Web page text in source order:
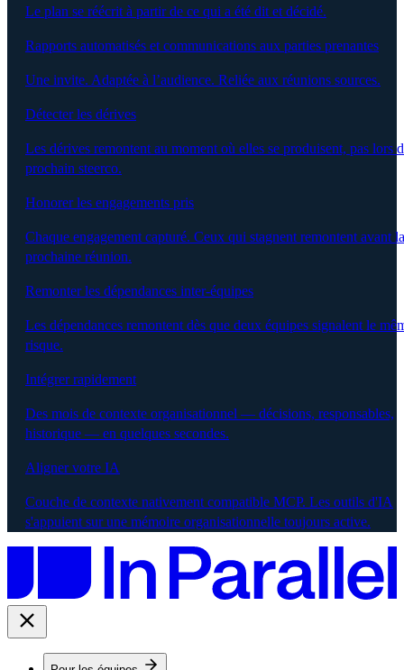
Le plan se réécrit à partir de ce qui a été dit et décidé.
Rapports automatisés et communications aux parties prenantes
Une invite. Adaptée à l’audience. Reliée aux réunions sources.
Détecter les dérives
Les dérives remontent au moment où elles se produisent, pas lors
prochain steerco.
Honorer les engagements pris
Chaque engagement capturé. Ceux qui stagnent remontent avant la
prochaine réunion.
Remonter les dépendances inter-équipes
Les dépendances remontent dès que deux équipes signalent le
risque.
Intégrer rapidement
Des mois de contexte organisationnel — décisions, responsables,
historique — en quelques secondes.
Aligner votre IA
Couche de contexte nativement compatible MCP. Les outils d'IA
s'appuient sur une mémoire organisationnelle toujours active.